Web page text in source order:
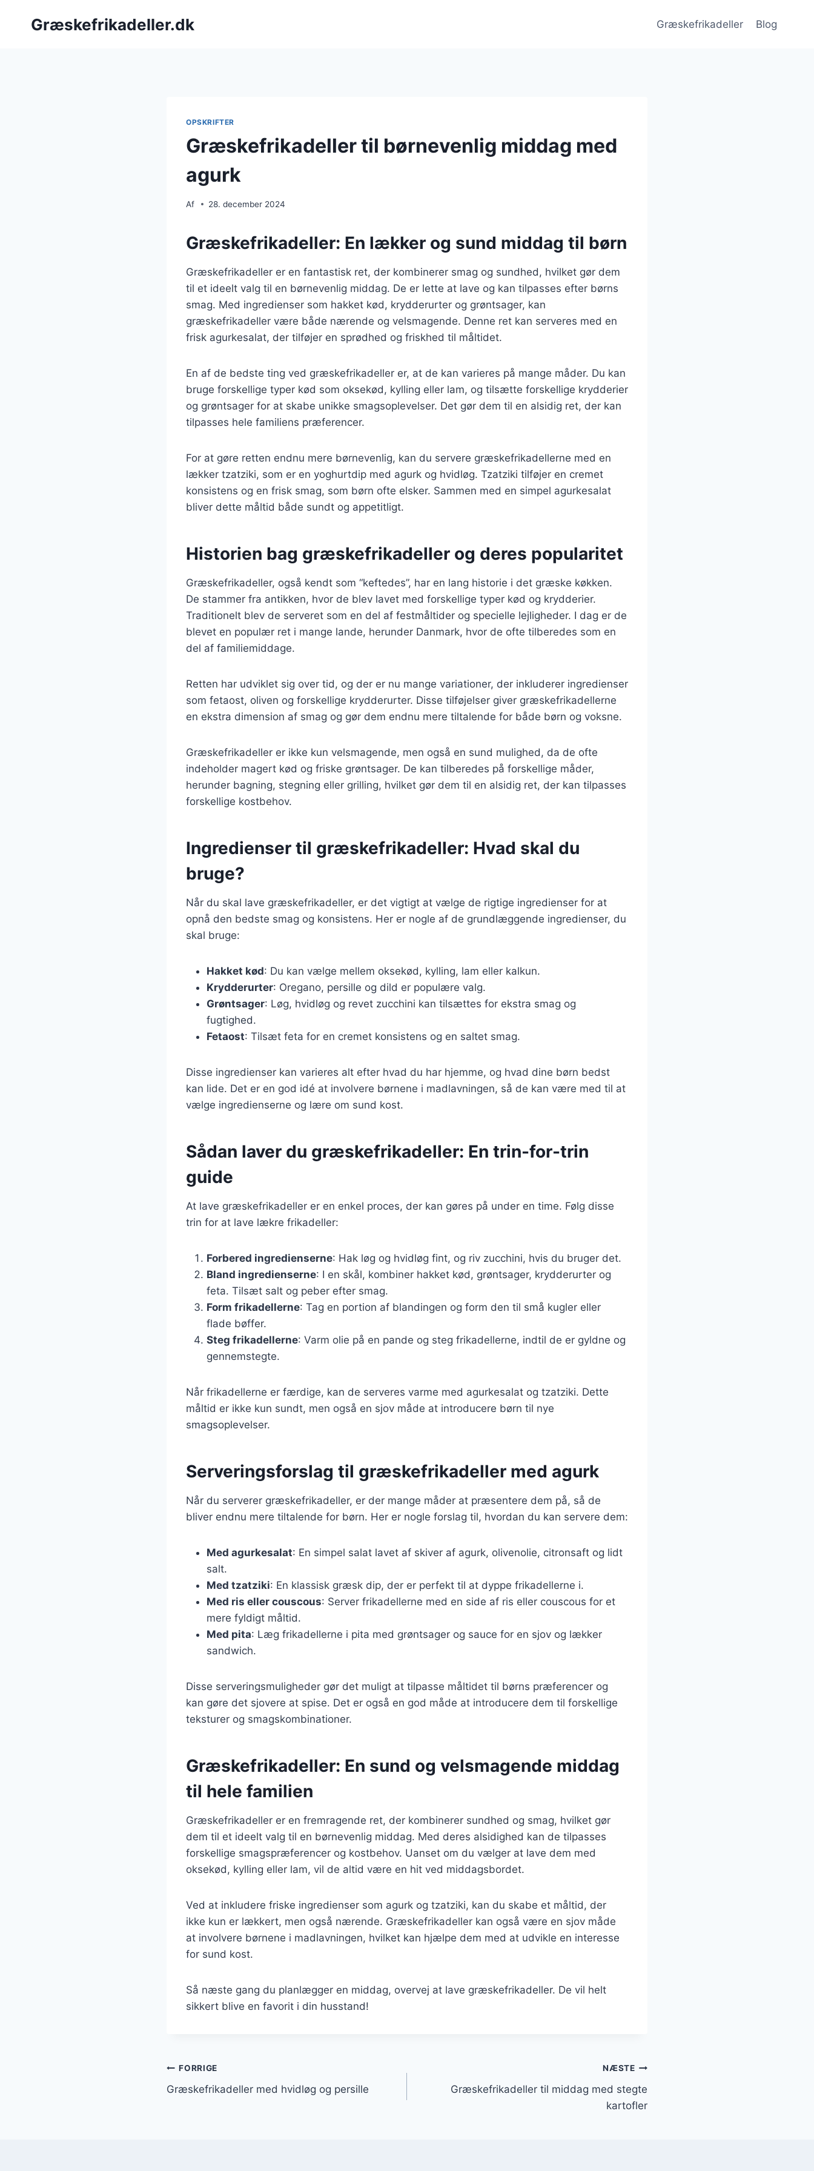
Græskefrikadeller.dk Græskefrikadeller Blog
OPSKRIFTER
Græskefrikadeller til børnevenlig middag med
agurk
Af 28. december 2024
Græskefrikadeller: En lækker og sund middag til børn
Græskefrikadeller er en fantastisk ret, der kombinerer smag og sundhed, hvilket gør dem
til et ideelt valg til en børnevenlig middag. De er lette at lave og kan tilpasses efter børns
smag. Med ingredienser som hakket kød, krydderurter og grøntsager, kan
græskefrikadeller være både nærende og velsmagende. Denne ret kan serveres med en
frisk agurkesalat, der tilføjer en sprødhed og friskhed til måltidet.
En af de bedste ting ved græskefrikadeller er, at de kan varieres på mange måder. Du kan
bruge forskellige typer kød som oksekød, kylling eller lam, og tilsætte forskellige krydderier
og grøntsager for at skabe unikke smagsoplevelser. Det gør dem til en alsidig ret, der kan
tilpasses hele familiens præferencer.
For at gøre retten endnu mere børnevenlig, kan du servere græskefrikadellerne med en
lækker tzatziki, som er en yoghurtdip med agurk og hvidløg. Tzatziki tilføjer en cremet
konsistens og en frisk smag, som børn ofte elsker. Sammen med en simpel agurkesalat
bliver dette måltid både sundt og appetitligt.
Historien bag græskefrikadeller og deres popularitet
Græskefrikadeller, også kendt som “keftedes”, har en lang historie i det græske køkken.
De stammer fra antikken, hvor de blev lavet med forskellige typer kød og krydderier.
Traditionelt blev de serveret som en del af festmåltider og specielle lejligheder. I dag er de
blevet en populær ret i mange lande, herunder Danmark, hvor de ofte tilberedes som en
del af familiemiddage.
Retten har udviklet sig over tid, og der er nu mange variationer, der inkluderer ingredienser
som fetaost, oliven og forskellige krydderurter. Disse tilføjelser giver græskefrikadellerne
en ekstra dimension af smag og gør dem endnu mere tiltalende for både børn og voksne.
Græskefrikadeller er ikke kun velsmagende, men også en sund mulighed, da de ofte
indeholder magert kød og friske grøntsager. De kan tilberedes på forskellige måder,
herunder bagning, stegning eller grilling, hvilket gør dem til en alsidig ret, der kan tilpasses
forskellige kostbehov.
Ingredienser til græskefrikadeller: Hvad skal du
bruge?
Når du skal lave græskefrikadeller, er det vigtigt at vælge de rigtige ingredienser for at
opnå den bedste smag og konsistens. Her er nogle af de grundlæggende ingredienser, du
skal bruge:
Hakket kød: Du kan vælge mellem oksekød, kylling, lam eller kalkun.
Krydderurter: Oregano, persille og dild er populære valg.
Grøntsager: Løg, hvidløg og revet zucchini kan tilsættes for ekstra smag og
fugtighed.
Fetaost: Tilsæt feta for en cremet konsistens og en saltet smag.
Disse ingredienser kan varieres alt efter hvad du har hjemme, og hvad dine børn bedst
kan lide. Det er en god idé at involvere børnene i madlavningen, så de kan være med til at
vælge ingredienserne og lære om sund kost.
Sådan laver du græskefrikadeller: En trin-for-trin
guide
At lave græskefrikadeller er en enkel proces, der kan gøres på under en time. Følg disse
trin for at lave lækre frikadeller:
Forbered ingredienserne: Hak løg og hvidløg fint, og riv zucchini, hvis du bruger det.
Bland ingredienserne: I en skål, kombiner hakket kød, grøntsager, krydderurter og
feta. Tilsæt salt og peber efter smag.
Form frikadellerne: Tag en portion af blandingen og form den til små kugler eller
flade bøffer.
Steg frikadellerne: Varm olie på en pande og steg frikadellerne, indtil de er gyldne og
gennemstegte.
Når frikadellerne er færdige, kan de serveres varme med agurkesalat og tzatziki. Dette
måltid er ikke kun sundt, men også en sjov måde at introducere børn til nye
smagsoplevelser.
Serveringsforslag til græskefrikadeller med agurk
Når du serverer græskefrikadeller, er der mange måder at præsentere dem på, så de
bliver endnu mere tiltalende for børn. Her er nogle forslag til, hvordan du kan servere dem:
Med agurkesalat: En simpel salat lavet af skiver af agurk, olivenolie, citronsaft og lidt
salt.
Med tzatziki: En klassisk græsk dip, der er perfekt til at dyppe frikadellerne i.
Med ris eller couscous: Server frikadellerne med en side af ris eller couscous for et
mere fyldigt måltid.
Med pita: Læg frikadellerne i pita med grøntsager og sauce for en sjov og lækker
sandwich.
Disse serveringsmuligheder gør det muligt at tilpasse måltidet til børns præferencer og
kan gøre det sjovere at spise. Det er også en god måde at introducere dem til forskellige
teksturer og smagskombinationer.
Græskefrikadeller: En sund og velsmagende middag
til hele familien
Græskefrikadeller er en fremragende ret, der kombinerer sundhed og smag, hvilket gør
dem til et ideelt valg til en børnevenlig middag. Med deres alsidighed kan de tilpasses
forskellige smagspræferencer og kostbehov. Uanset om du vælger at lave dem med
oksekød, kylling eller lam, vil de altid være en hit ved middagsbordet.
Ved at inkludere friske ingredienser som agurk og tzatziki, kan du skabe et måltid, der
ikke kun er lækkert, men også nærende. Græskefrikadeller kan også være en sjov måde
at involvere børnene i madlavningen, hvilket kan hjælpe dem med at udvikle en interesse
for sund kost.
Så næste gang du planlægger en middag, overvej at lave græskefrikadeller. De vil helt
sikkert blive en favorit i din husstand!
Indlægsnavigation
FORRIGE
Græskefrikadeller med hvidløg og persille
NÆSTE
Græskefrikadeller til middag med stegte
kartofler